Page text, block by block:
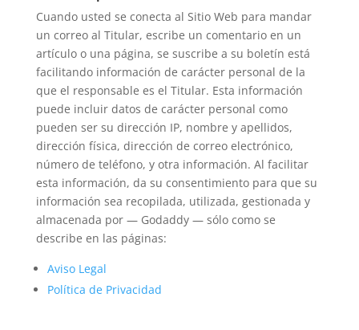
Cuando usted se conecta al Sitio Web para mandar
un correo al Titular, escribe un comentario en un
artículo o una página, se suscribe a su boletín está
facilitando información de carácter personal de la
que el responsable es el Titular. Esta información
puede incluir datos de carácter personal como
pueden ser su dirección IP, nombre y apellidos,
dirección física, dirección de correo electrónico,
número de teléfono, y otra información. Al facilitar
esta información, da su consentimiento para que su
información sea recopilada, utilizada, gestionada y
almacenada por — Godaddy — sólo como se
describe en las páginas:
Aviso Legal
Política de Privacidad